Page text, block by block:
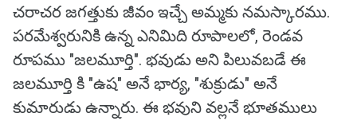
చరాచర జగత్తుకు జీవం ఇచ్చే అమ్మకు నమస్కారము.
పరమేశ్వరునికి ఉన్న ఎనిమిది రూపాలలో, రెండవ
రూపము "జలమూర్తి". భవుడు అని పిలువబడే ఈ
జలమూర్తి కి "ఉష" అనే భార్య, "శుక్రుడు" అనే
కుమారుడు ఉన్నారు. ఈ భవుని వల్లనే భూతములు